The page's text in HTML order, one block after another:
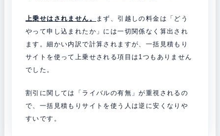
上乗せはされません。
まず、引越しの料金は「どう
やって申し込まれたか」には一切関係なく算出され
ます。細かい内訳で計算されますが、一括見積もり
サイトを使って上乗せされる項目は1つもありません
でした。
割引に関しては「ライバルの有無」が重視されるの
で、一括見積もりサイトを使う人は逆に安くなりや
すいです。